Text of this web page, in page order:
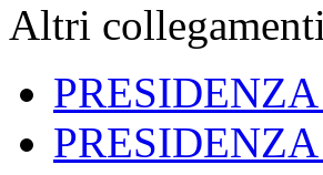
Altri collegamenti